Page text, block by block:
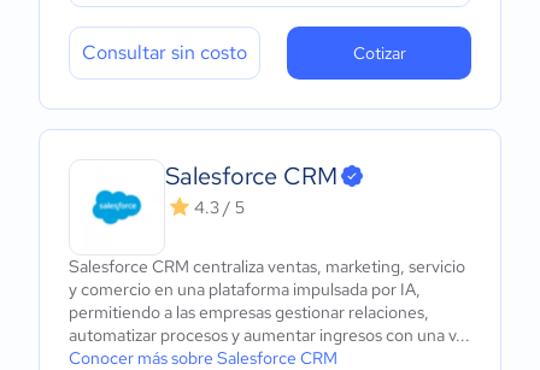
Consultar sin costo Cotizar
Salesforce CRM
4.3 / 5
Salesforce CRM centraliza ventas, marketing, servicio
y comercio en una plataforma impulsada por IA,
permitiendo a las empresas gestionar relaciones,
automatizar procesos y aumentar ingresos con una v...
Conocer más sobre Salesforce CRM